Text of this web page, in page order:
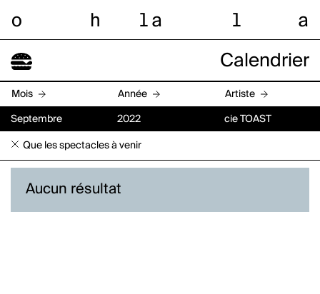
o h l a l a
Calendrier
Mois Année Artiste
Septembre 2022 cie TOAST
Que les spectacles à venir
Aucun résultat